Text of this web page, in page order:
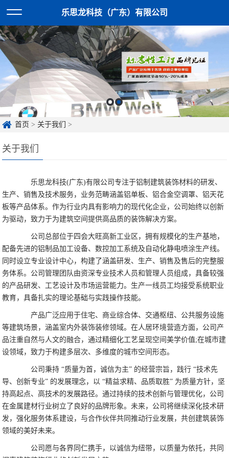
乐思龙科技（广东）有限公司
首页 > 关于我们 >
关于我们
乐思龙科技(广东)有限公司专注于铝制建筑装饰材料的研发、
生产、销售及技术服务，业务范畴涵盖铝单板、铝合金空调罩、铝天花
板等产品体系。作为行业内具有影响力的现代化企业，公司始终以创新
为驱动，致力于为建筑空间提供高品质的装饰解决方案。
公司总部位于四会大旺高新工业区，拥有规模化的生产基地，
配备先进的铝制品加工设备、数控加工系统及自动化静电喷涂生产线。
同时设立专业设计中心，构建了涵盖研发、生产、销售及售后的完整服
务体系。公司管理团队由资深专业技术人员和管理人员组成，具备较强
的产品研发、工艺设计及市场运营能力。生产一线员工均接受系统职业
教育，具备扎实的理论基础与实践操作技能。
产品广泛应用于住宅、商业综合体、交通枢纽、公共服务设施
等建筑场景，涵盖室内外装饰装修领域。在人居环境营造方面，公司产
品注重自然与人文的融合，通过精细化工艺呈现空间美学价值;在城市建
设领域，致力于构建多层次、多维度的城市空间形态。
公司秉持 “质量为首，诚信为主” 的经营宗旨，践行 “技术先
导、创新专业” 的发展理念，以 “精益求精、品质取胜” 为质量方针，坚
持高起点、高技术的发展路径。通过持续的技术创新与管理优化，公司
在金属建材行业树立了良好的品牌形象。未来，公司将继续深化技术研
发，强化服务体系建设，与合作伙伴共同推动行业发展，共创建筑装饰
领域的美好未来。
公司愿与各界同仁携手，以诚信为纽带，以质量为依托，共同